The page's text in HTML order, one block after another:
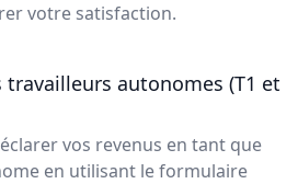
votre satisfaction.
autonomes (T1 et
vos revenus en tant que
en utilisant le formulaire